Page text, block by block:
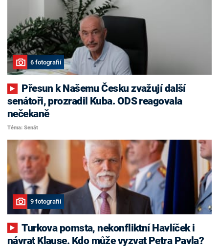
6 fotografií
senátoři, prozradil Kuba. ODS reagovala
nečekaně
Téma: Senát
9 fotografií
Turkova pomsta, nekonfliktní Havlíček i
návrat Klause. Kdo může vyzvat Petra Pavla?